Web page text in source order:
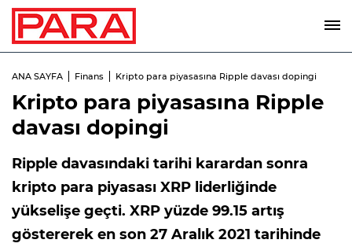
ANA SAYFA Finans Kripto para piyasasına Ripple davası dopingi
Kripto para piyasasına Ripple
davası dopingi
Ripple davasındaki tarihi karardan sonra
kripto para piyasası XRP liderliğinde
yükselişe geçti. XRP yüzde 99.15 artış
göstererek en son 27 Aralık 2021 tarihinde